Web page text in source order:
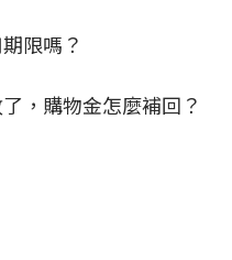
限嗎？
，購物金怎麼補回？